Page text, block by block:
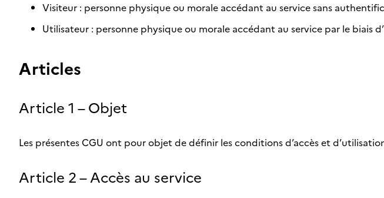
Visiteur : personne physique ou morale accédant au service sans
Utilisateur : personne physique ou morale accédant au service par le biais
Articles
Article 1 – Objet
Les présentes CGU ont pour objet de définir les conditions d’accès et
Article 2 – Accès au service